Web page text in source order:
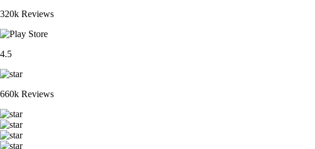
320k Reviews
4.5
660k Reviews